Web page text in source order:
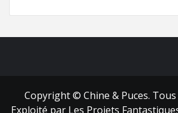
Copyright © Chine & Puces.
Exploité par Les Projets